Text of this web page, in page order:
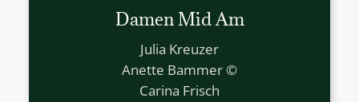
Damen Mid Am
Julia Kreuzer
Anette Bammer ©
Carina Frisch